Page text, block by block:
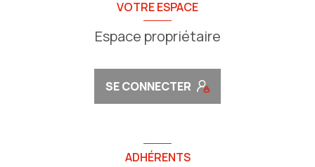
VOTRE ESPACE
Espace propriétaire
SE CONNECTER
ADHÉRENTS